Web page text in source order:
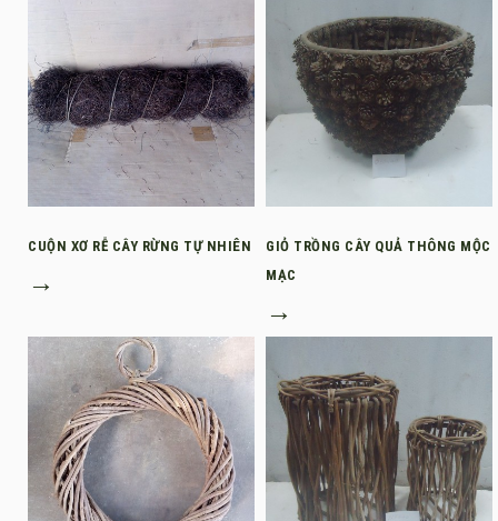
CUỘN XƠ RỄ CÂY RỪNG TỰ NHIÊN
→
GIỎ TRỒNG CÂY QUẢ THÔNG MỘC
MẠC
→